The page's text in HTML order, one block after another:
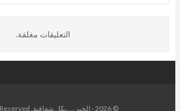
التعليقات مغلقة.
© 2026 - الخبر.....بكل شفافية. All Rights Reserved.